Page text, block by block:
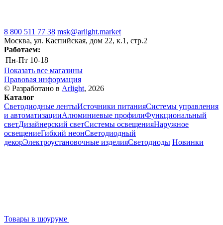
8 800 511 77 38 msk@arlight.market
Москва, ул. Каспийская, дом 22, к.1, стр.2
Работаем:
Пн-Пт 10-18
Показать все магазины
Правовая информация
© Разработано в Arlight, 2026
Каталог
Светодиодные лентыИсточники питанияСистемы управления
и автоматизацииАлюминиевые профилиФункциональный
светДизайнерский светСистемы освещенияНаружное
освещениеГибкий неонСветодиодный
декорЭлектроустановочные изделияСветодиоды Новинки
Товары в шоуруме